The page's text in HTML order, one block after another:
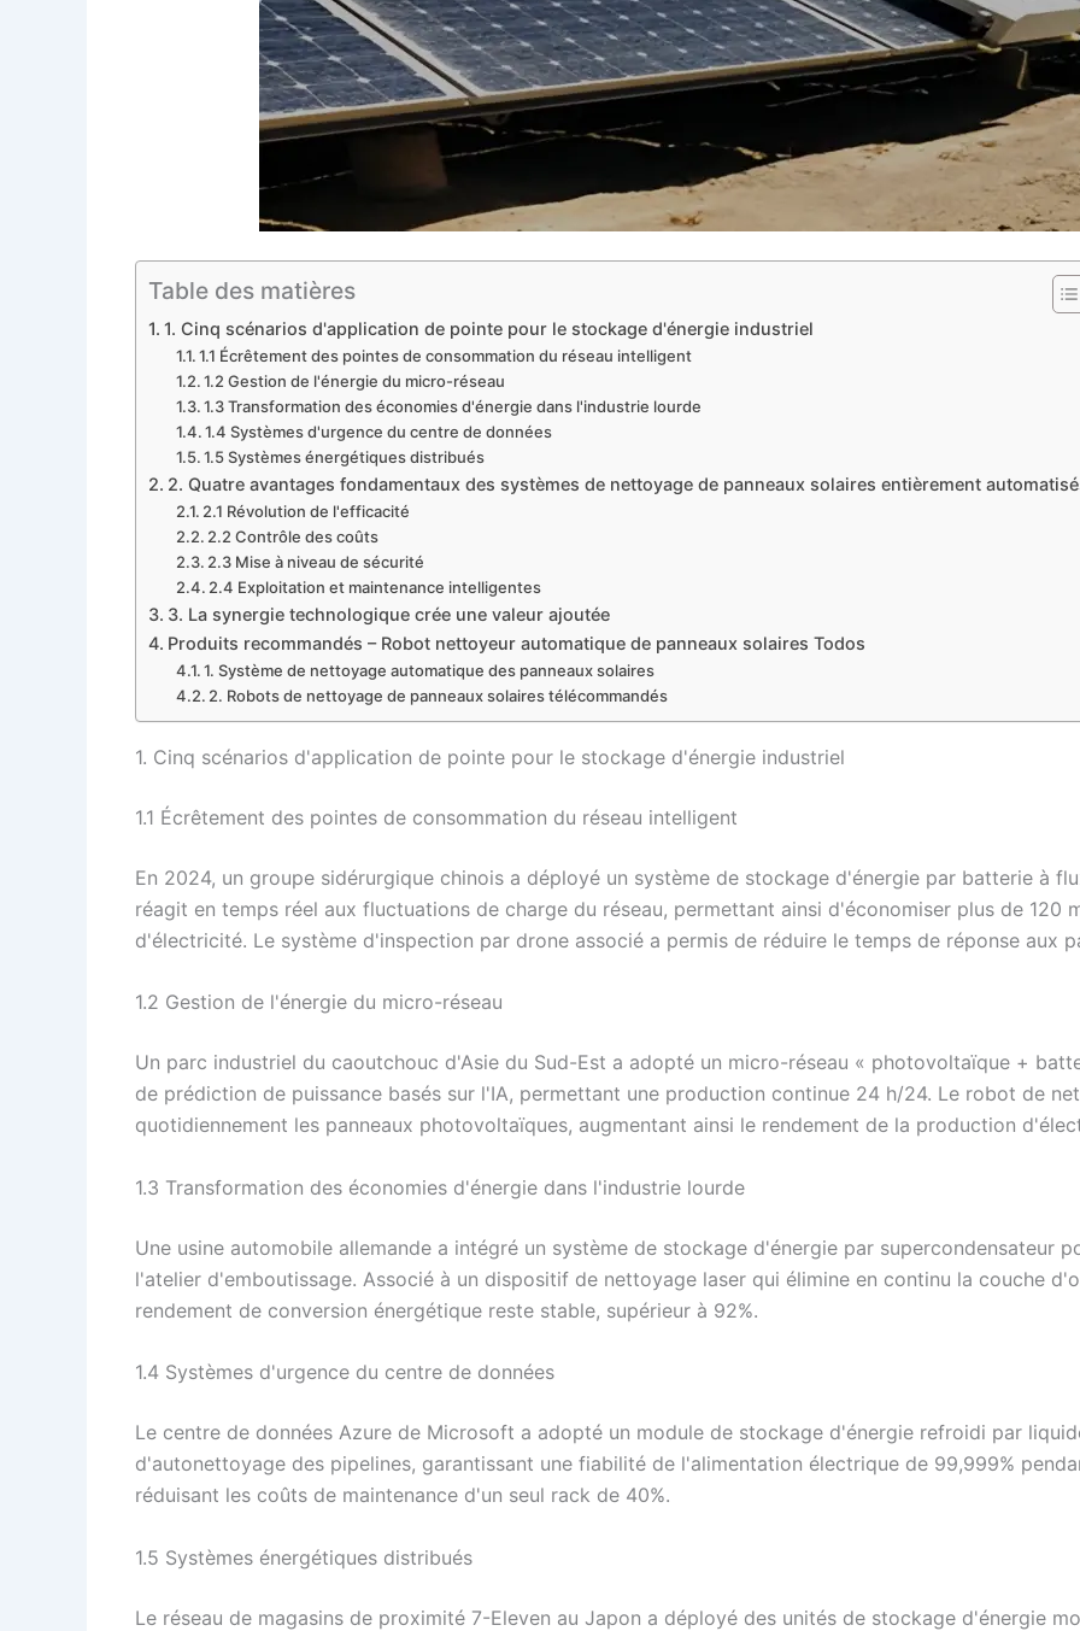
Table des matières
1. Cinq scénarios d'application de pointe pour le stockage d'énergie industriel
1.1 Écrêtement des pointes de consommation du réseau intelligent
1.2 Gestion de l'énergie du micro-réseau
1.3 Transformation des économies d'énergie dans l'industrie lourde
1.4 Systèmes d'urgence du centre de données
1.5 Systèmes énergétiques distribués
2. Quatre avantages fondamentaux des systèmes de nettoyage de panneaux solaires entièrement
2.1 Révolution de l'efficacité
2.2 Contrôle des coûts
2.3 Mise à niveau de sécurité
2.4 Exploitation et maintenance intelligentes
3. La synergie technologique crée une valeur ajoutée
Produits recommandés – Robot nettoyeur automatique de panneaux solaires Todos
1. Système de nettoyage automatique des panneaux solaires
2. Robots de nettoyage de panneaux solaires télécommandés
1. Cinq scénarios d'application de pointe pour le stockage d'énergie industriel
1.1 Écrêtement des pointes de consommation du réseau intelligent
En 2024, un groupe sidérurgique chinois a déployé un système de stockage d'énergie par batterie à
réagit en temps réel aux fluctuations de charge du réseau, permettant ainsi d'économiser plus de 120
d'électricité. Le système d'inspection par drone associé a permis de réduire le temps de réponse aux
1.2 Gestion de l'énergie du micro-réseau
Un parc industriel du caoutchouc d'Asie du Sud-Est a adopté un micro-réseau « photovoltaïque +
de prédiction de puissance basés sur l'IA, permettant une production continue 24 h/24. Le robot de
quotidiennement les panneaux photovoltaïques, augmentant ainsi le rendement de la production
1.3 Transformation des économies d'énergie dans l'industrie lourde
Une usine automobile allemande a intégré un système de stockage d'énergie par supercondensateur
l'atelier d'emboutissage. Associé à un dispositif de nettoyage laser qui élimine en continu la couche
rendement de conversion énergétique reste stable, supérieur à 92%.
1.4 Systèmes d'urgence du centre de données
Le centre de données Azure de Microsoft a adopté un module de stockage d'énergie refroidi par
d'autonettoyage des pipelines, garantissant une fiabilité de l'alimentation électrique de 99,999%
réduisant les coûts de maintenance d'un seul rack de 40%.
1.5 Systèmes énergétiques distribués
Le réseau de magasins de proximité 7-Eleven au Japon a déployé des unités de stockage d'énergie